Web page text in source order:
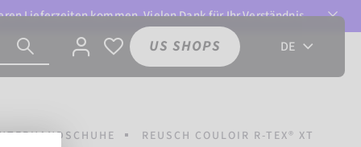
Lieferzeiten kommen. Vielen Dank für Ihr Verständnis.
US SHOPS DE
REUSCH COULOIR R-TEX® XT